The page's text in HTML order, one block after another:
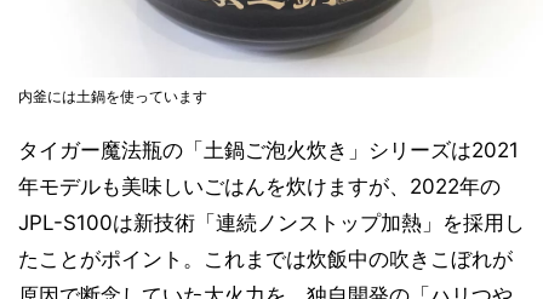
内釜には土鍋を使っています
タイガー魔法瓶の「土鍋ご泡火炊き」シリーズは2021
年モデルも美味しいごはんを炊けますが、2022年の
JPL-S100は新技術「連続ノンストップ加熱」を採用し
たことがポイント。これまでは炊飯中の吹きこぼれが